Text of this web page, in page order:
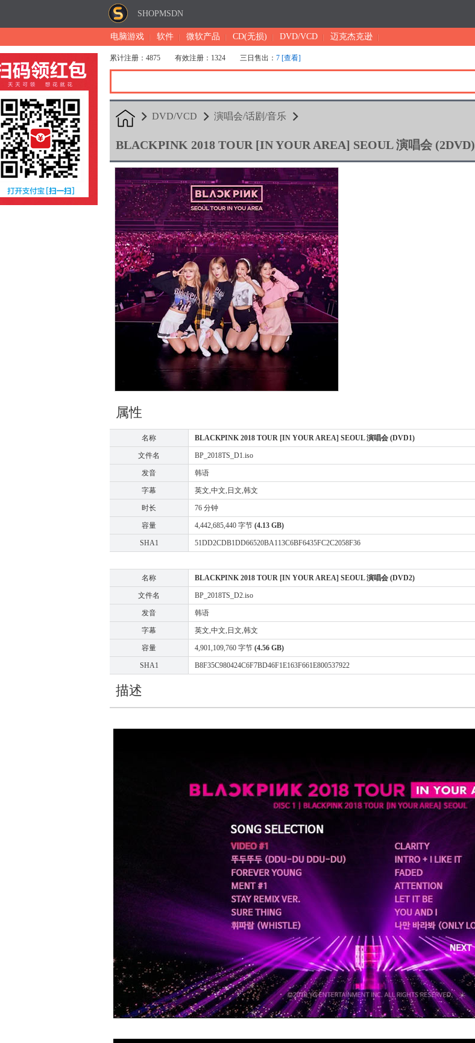
SHOPMSDN
电脑游戏 软件 微软产品 CD(无损) DVD/VCD 迈克杰克逊
累计注册：4875 有效注册：1324 三日售出： 7 [查看]
DVD/VCD 演唱会/话剧/音乐
BLACKPINK 2018 TOUR [IN YOUR AREA] SEOUL 演唱会 (2DVD)
属性
名称 BLACKPINK 2018 TOUR [IN YOUR AREA] SEOUL 演唱会 (DVD1)
文件名 BP_2018TS_D1.iso
发音 韩语
字幕 英文,中文,日文,韩文
时长 76 分钟
容量 4,442,685,440 字节 (4.13 GB)
SHA1 51DD2CDB1DD66520BA113C6BF6435FC2C2058F36
名称 BLACKPINK 2018 TOUR [IN YOUR AREA] SEOUL 演唱会 (DVD2)
文件名 BP_2018TS_D2.iso
发音 韩语
字幕 英文,中文,日文,韩文
容量 4,901,109,760 字节 (4.56 GB)
SHA1 B8F35C980424C6F7BD46F1E163F661E800537922
描述